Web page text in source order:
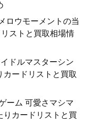
ロウモーメントの当
ストと買取相場情
ドルマスターシン
カードリストと買取
ーム 可愛さマシマ
りカードリストと買